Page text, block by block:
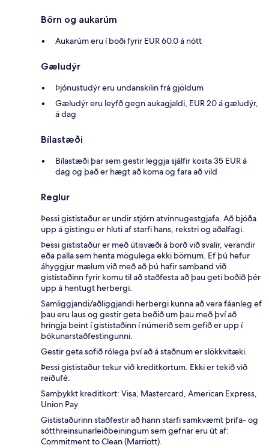
Börn og aukarúm
Aukarúm eru í boði fyrir EUR 60.0 á nótt
Gæludýr
Þjónustudýr eru undanskilin frá gjöldum
Gæludýr eru leyfð gegn aukagjaldi, EUR 20 á gæludýr,
á dag
Bílastæði
Bílastæði þar sem gestir leggja sjálfir kosta 35 EUR á
dag og það er hægt að koma og fara að vild
Reglur
Þessi gististaður er undir stjórn atvinnugestgjafa. Að bjóða
upp á gistingu er hluti af starfi hans, rekstri og aðalfagi.
Þessi gististaður er með útisvæði á borð við svalir, verandir
eða palla sem henta mögulega ekki börnum. Ef þú hefur
áhyggjur mælum við með að þú hafir samband við
gististaðinn fyrir komu til að staðfesta að þau geti boðið þér
upp á hentugt herbergi.
Samliggjandi/aðliggjandi herbergi kunna að vera fáanleg ef
þau eru laus og gestir geta beðið um þau með því að
hringja beint í gististaðinn í númerið sem gefið er upp í
bókunarstaðfestingunni.
Gestir geta sofið rólega því að á staðnum er slökkvitæki.
Þessi gististaður tekur við kreditkortum. Ekki er tekið við
reiðufé.
Samþykkt kreditkort: Visa, Mastercard, American Express,
Union Pay
Gististaðurinn staðfestir að hann starfi samkvæmt þrifa- og
sótthreinsunarleiðbeiningum sem gefnar eru út af:
Commitment to Clean (Marriott).